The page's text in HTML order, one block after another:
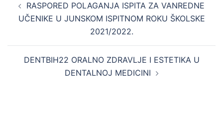
navigation
RASPORED POLAGANJA ISPITA ZA VANREDNE
UČENIKE U JUNSKOM ISPITNOM ROKU ŠKOLSKE
2021/2022.
DENTBIH22 ORALNO ZDRAVLJE I ESTETIKA U
DENTALNOJ MEDICINI